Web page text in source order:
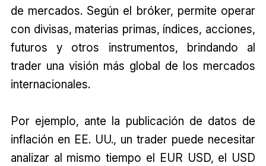
de mercados. Según el bróker, permite operar
con divisas, materias primas, índices, acciones,
futuros y otros instrumentos, brindando al
trader una visión más global de los mercados
internacionales.
Por ejemplo, ante la publicación de datos de
inflación en EE. UU., un trader puede necesitar
analizar al mismo tiempo el EUR USD, el USD